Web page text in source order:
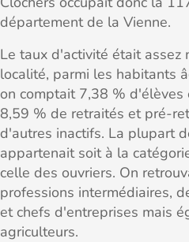
département de la Vienne.
Le taux d'activité était
localité, parmi les habitants
on comptait 7,38 % d'élèves
8,59 % de retraités et pré-
d'autres inactifs. La plupart
appartenait soit à la
celle des ouvriers. On
professions intermédiaires,
et chefs d'entreprises mais
agriculteurs.